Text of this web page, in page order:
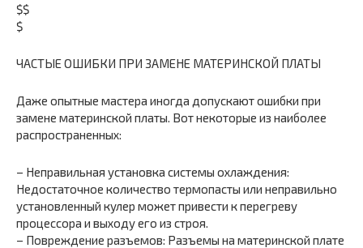
$$
$
ЧАСТЫЕ ОШИБКИ ПРИ ЗАМЕНЕ МАТЕРИНСКОЙ ПЛАТЫ
Даже опытные мастера иногда допускают ошибки при
замене материнской платы. Вот некоторые из наиболее
распространенных:
– Неправильная установка системы охлаждения:
Недостаточное количество термопасты или неправильно
установленный кулер может привести к перегреву
процессора и выходу его из строя.
– Повреждение разъемов: Разъемы на материнской плате